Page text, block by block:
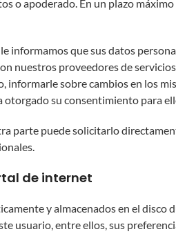
o apoderado. En un plazo
informamos que sus datos
nuestros proveedores de
sobre cambios en los
otorgado su consentimiento para
parte puede solicitarlo
de internet
y almacenados en el
usuario, entre ellos, sus